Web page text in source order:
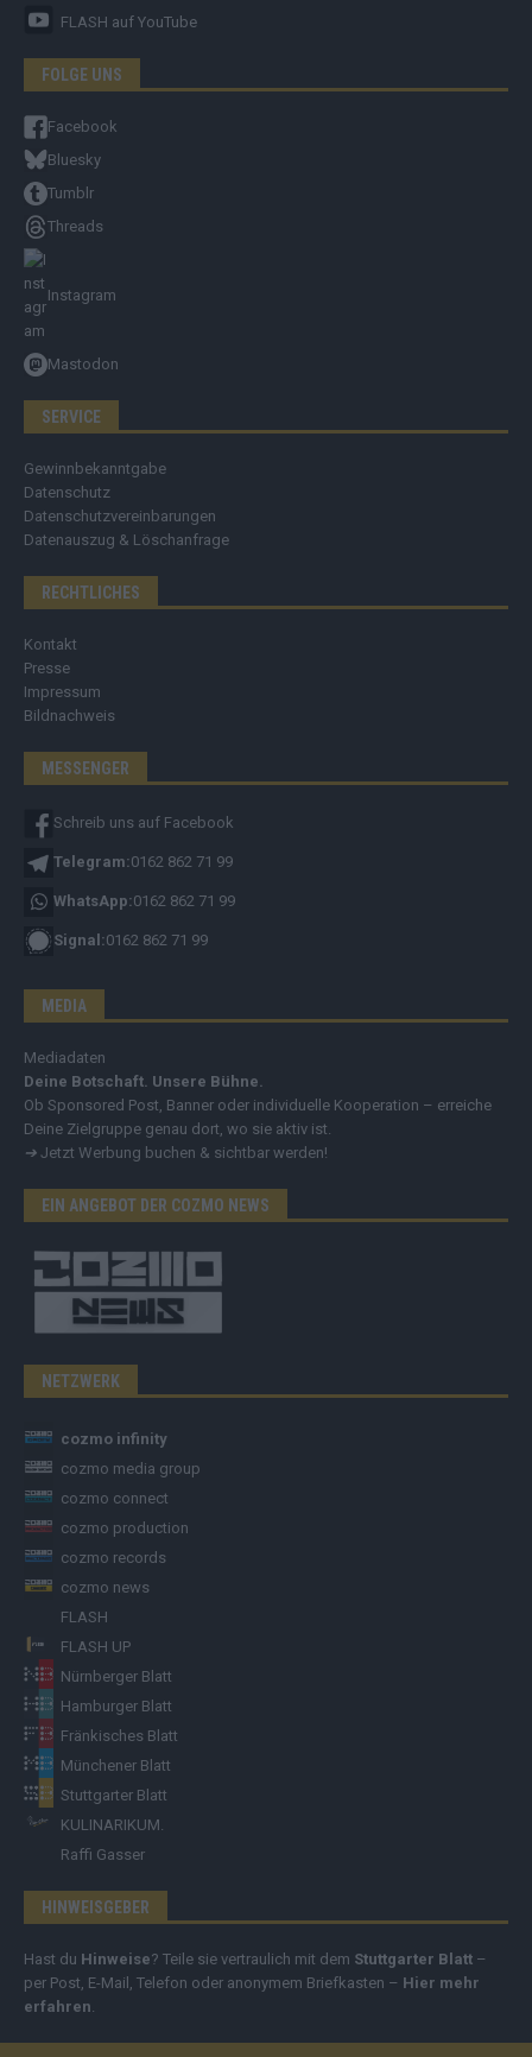
FLASH auf YouTube
FOLGE UNS
Facebook
Bluesky
Tumblr
Threads
Instagram
Mastodon
SERVICE
Gewinnbekanntgabe
Datenschutz
Datenschutzvereinbarungen
Datenauszug & Löschanfrage
RECHTLICHES
Kontakt
Presse
Impressum
Bildnachweis
MESSENGER
Schreib uns auf Facebook
Telegram:0162 862 71 99
WhatsApp:0162 862 71 99
Signal:0162 862 71 99
MEDIA
Mediadaten
Deine Botschaft. Unsere Bühne.
Ob Sponsored Post, Banner oder individuelle Kooperation – erreiche
Deine Zielgruppe genau dort, wo sie aktiv ist.
➔ Jetzt Werbung buchen & sichtbar werden!
EIN ANGEBOT DER COZMO NEWS
NETZWERK
cozmo infinity
cozmo media group
cozmo connect
cozmo production
cozmo records
cozmo news
FLASH
FLASH UP
Nürnberger Blatt
Hamburger Blatt
Fränkisches Blatt
Münchener Blatt
Stuttgarter Blatt
KULINARIKUM.
Raffi Gasser
HINWEISGEBER
Hast du Hinweise? Teile sie vertraulich mit dem Stuttgarter Blatt –
per Post, E-Mail, Telefon oder anonymem Briefkasten – Hier mehr
erfahren.